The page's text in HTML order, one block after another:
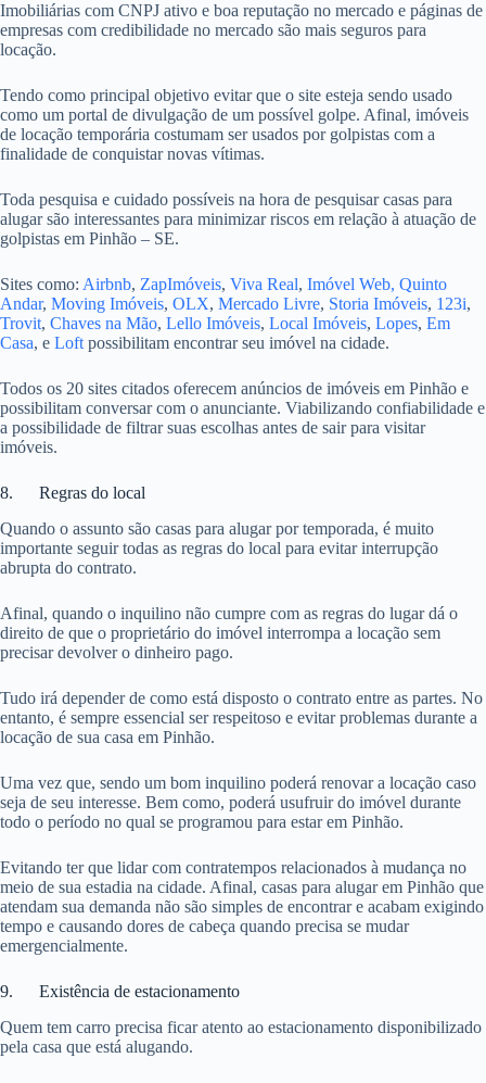
Imobiliárias com CNPJ ativo e boa reputação no mercado e páginas de
empresas com credibilidade no mercado são mais seguros para
locação.
Tendo como principal objetivo evitar que o site esteja sendo usado
como um portal de divulgação de um possível golpe. Afinal, imóveis
de locação temporária costumam ser usados por golpistas com a
finalidade de conquistar novas vítimas.
Toda pesquisa e cuidado possíveis na hora de pesquisar casas para
alugar são interessantes para minimizar riscos em relação à atuação de
golpistas em Pinhão – SE.
Sites como: Airbnb, ZapImóveis, Viva Real, Imóvel Web, Quinto
Andar, Moving Imóveis, OLX, Mercado Livre, Storia Imóveis, 123i,
Trovit, Chaves na Mão, Lello Imóveis, Local Imóveis, Lopes, Em
Casa, e Loft possibilitam encontrar seu imóvel na cidade.
Todos os 20 sites citados oferecem anúncios de imóveis em Pinhão e
possibilitam conversar com o anunciante. Viabilizando confiabilidade e
a possibilidade de filtrar suas escolhas antes de sair para visitar
imóveis.
8. Regras do local
Quando o assunto são casas para alugar por temporada, é muito
importante seguir todas as regras do local para evitar interrupção
abrupta do contrato.
Afinal, quando o inquilino não cumpre com as regras do lugar dá o
direito de que o proprietário do imóvel interrompa a locação sem
precisar devolver o dinheiro pago.
Tudo irá depender de como está disposto o contrato entre as partes. No
entanto, é sempre essencial ser respeitoso e evitar problemas durante a
locação de sua casa em Pinhão.
Uma vez que, sendo um bom inquilino poderá renovar a locação caso
seja de seu interesse. Bem como, poderá usufruir do imóvel durante
todo o período no qual se programou para estar em Pinhão.
Evitando ter que lidar com contratempos relacionados à mudança no
meio de sua estadia na cidade. Afinal, casas para alugar em Pinhão que
atendam sua demanda não são simples de encontrar e acabam exigindo
tempo e causando dores de cabeça quando precisa se mudar
emergencialmente.
9. Existência de estacionamento
Quem tem carro precisa ficar atento ao estacionamento disponibilizado
pela casa que está alugando.